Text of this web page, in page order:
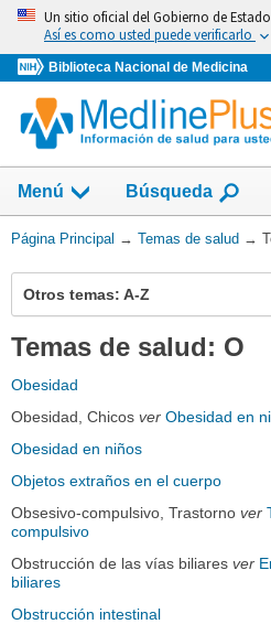
Omita
vaya
al
Contenido
Un sitio oficial del Gobierno de
Así es como usted puede verificarlo
Biblioteca Nacional de Medicina
Menú
Mostrar
campo
de
Búsqueda
Usted
Página Principal → Temas de salud →
Otros temas: A-Z
Temas de salud: O
Obesidad
Obesidad, Chicos ver Obesidad en
Obesidad en niños
Objetos extraños en el cuerpo
Obsesivo-compulsivo, Trastorno ver
compulsivo
Obstrucción de las vías biliares ver
biliares
Obstrucción intestinal